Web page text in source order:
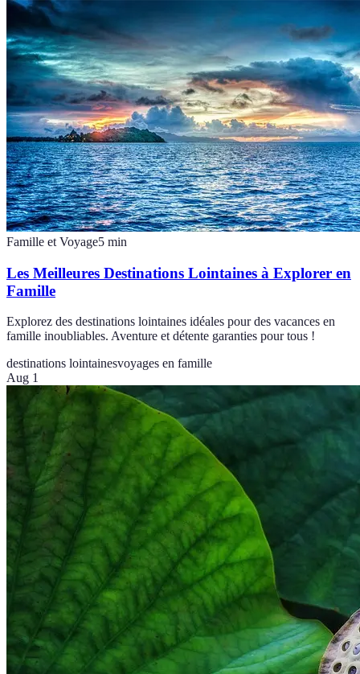
Famille et Voyage5 min
Les Meilleures Destinations Lointaines à Explorer en
Famille
Explorez des destinations lointaines idéales pour des vacances en
famille inoubliables. Aventure et détente garanties pour tous !
destinations lointainesvoyages en famille
Aug 1